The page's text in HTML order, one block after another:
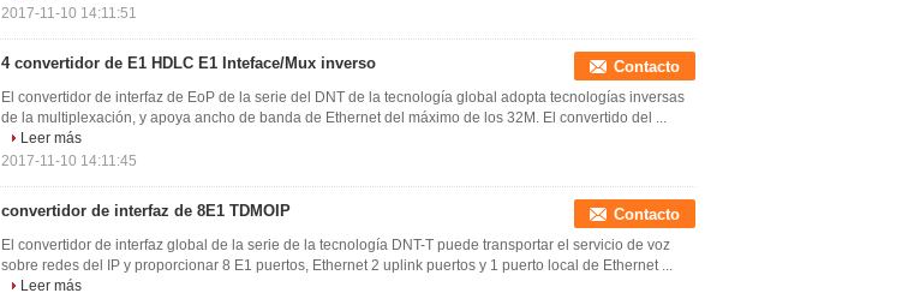
2017-11-10 14:11:51
4 convertidor de E1 HDLC E1 Inteface/Mux inverso Contacto
El convertidor de interfaz de EoP de la serie del DNT de la tecnología global adopta tecnologías inversas
de la multiplexación, y apoya ancho de banda de Ethernet del máximo de los 32M. El convertido del ...
Leer más
2017-11-10 14:11:45
convertidor de interfaz de 8E1 TDMOIP Contacto
El convertidor de interfaz global de la serie de la tecnología DNT-T puede transportar el servicio de voz
sobre redes del IP y proporcionar 8 E1 puertos, Ethernet 2 uplink puertos y 1 puerto local de Ethernet ...
Leer más